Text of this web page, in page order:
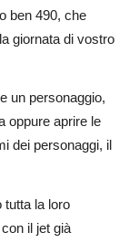
ben 490, che
giornata di vostro
un personaggio,
oppure aprire le
dei personaggi, il
tutta la loro
il jet già